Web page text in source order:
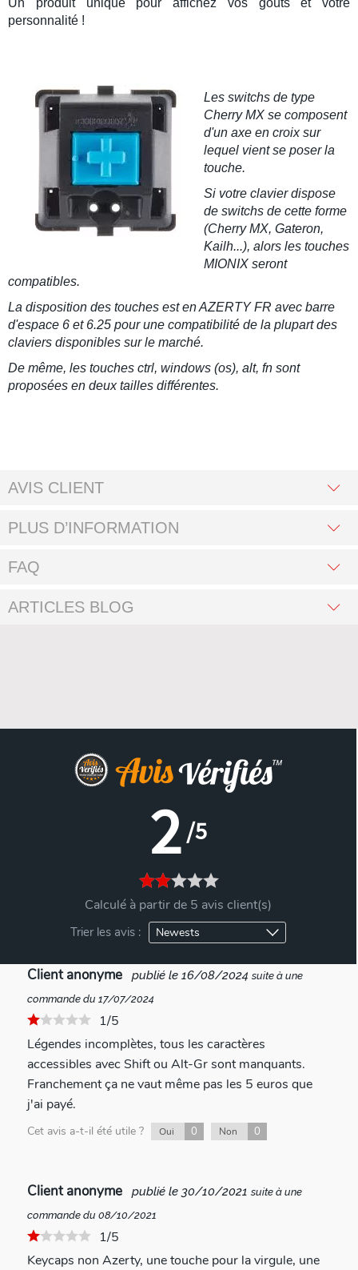
personnalité !
Les switchs de type
Cherry MX se composent
d'un axe en croix sur
lequel vient se poser la
touche.
Si votre clavier dispose
de switchs de cette forme
(Cherry MX, Gateron,
Kailh...), alors les touches
MIONIX seront
compatibles.
La disposition des touches est en AZERTY FR avec barre
d'espace 6 et 6.25 pour une compatibilité de la plupart des
claviers disponibles sur le marché.
De même, les touches ctrl, windows (os), alt, fn sont
proposées en deux tailles différentes.
AVIS CLIENT
PLUS D’INFORMATION
FAQ
ARTICLES BLOG
2 /5
Calculé à partir de 5 avis client(s)
Trier les avis :
Client anonyme publié le 16/08/2024 suite à une
commande du 17/07/2024
1/5
Légendes incomplètes, tous les caractères
accessibles avec Shift ou Alt-Gr sont manquants.
Franchement ça ne vaut même pas les 5 euros que
j'ai payé.
Cet avis a-t-il été utile ? Oui 0 Non 0
Client anonyme publié le 30/10/2021 suite à une
commande du 08/10/2021
1/5
Keycaps non Azerty, une touche pour la virgule, une